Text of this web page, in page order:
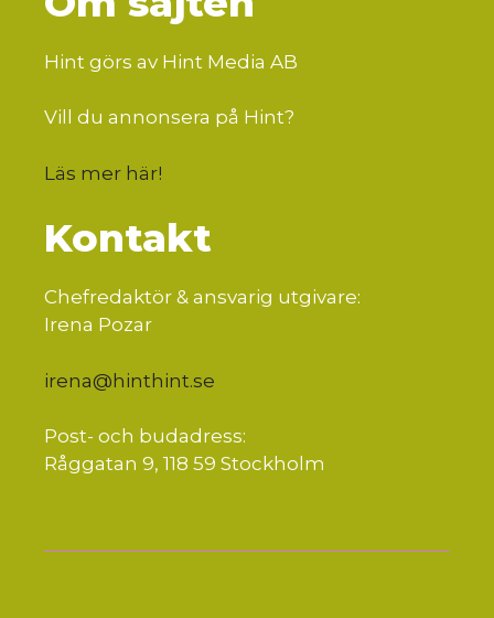
Hint görs av Hint Media AB
Vill du annonsera på Hint?
Läs mer här!
Kontakt
Chefredaktör & ansvarig utgivare:
Irena Pozar
irena@hinthint.se
Post- och budadress:
Råggatan 9, 118 59 Stockholm